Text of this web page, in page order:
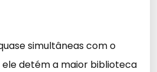
simultâneas com o
detém a maior biblioteca